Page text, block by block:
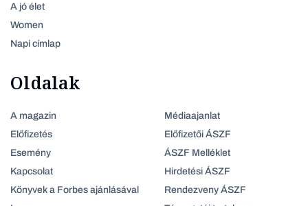
A jó élet
Women
Napi címlap
Oldalak
A magazin
Előfizetés
Esemény
Kapcsolat
Könyvek a Forbes ajánlásával
Médiaajanlat
Előfizetői ÁSZF
ÁSZF Melléklet
Hirdetési ÁSZF
Rendezveny ÁSZF